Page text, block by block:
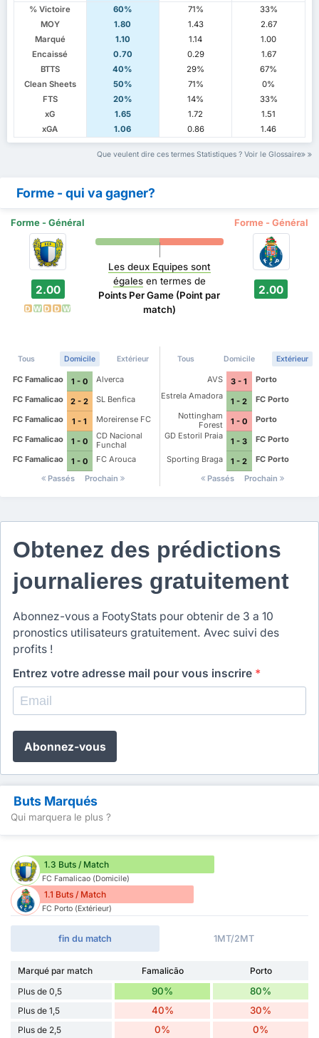
% Victoire
60% 71%
33%
MOY
1.80 1.43
2.67
Marqué
1.10 1.14
1.00
Encaissé
0.70 0.29
1.67
BTTS
40% 29%
67%
Clean Sheets
50% 71%
0%
FTS
20% 14%
33%
xG
1.65 1.72
1.51
xGA
1.06 0.86 1.46
Que veulent dire ces termes Statistiques ? Voir le Glossaire
Forme - qui va gagner?
Forme - Général Forme - Général
2.00
D W D D W
Les deux Equipes sont
égalesen termes de
Points Per Game (Point par
match)
2.00
Tous Domicile Extérieur
FC Famalicao 1 - 0
Alverca
FC Famalicao
2 - 2
SL Benfica
FC Famalicao
1 - 1
Moreirense FC
FC Famalicao
1 - 0
CD Nacional
Funchal
FC Famalicao
1 - 0
FC Arouca
Passés
Prochain
Tous Domicile Extérieur
AVS 3 - 1
Porto
Estrela Amadora
1 - 2
FC Porto
Nottingham
Forest
1 - 0
Porto
GD Estoril Praia
1 - 3
FC Porto
Sporting Braga
1 - 2
FC Porto
Passés
Prochain
Obtenez des prédictions
journalieres gratuitement
Abonnez-vous a FootyStats pour obtenir de 3 a 10
pronostics utilisateurs gratuitement. Avec suivi des
profits !
Entrez votre adresse mail pour vous inscrire *
Abonnez-vous
Buts Marqués
Qui marquera le plus ?
1.3 Buts / Match
FC Famalicao (Domicile)
1.1 Buts / Match
FC Porto (Extérieur)
fin du match 1MT/2MT
Marqué par match Famalicão
Porto
Plus de 0,5
90% 80%
Plus de 1,5 40% 30%
Plus de 2,5 0% 0%